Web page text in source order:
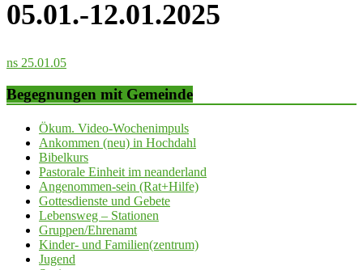
05.01.-12.01.2025
ns 25.01.05
Begegnungen mit Gemeinde
Ökum. Video-Wochenimpuls
Ankommen (neu) in Hochdahl
Bibelkurs
Pastorale Einheit im neanderland
Angenommen-sein (Rat+Hilfe)
Gottesdienste und Gebete
Lebensweg – Stationen
Gruppen/Ehrenamt
Kinder- und Familien(zentrum)
Jugend